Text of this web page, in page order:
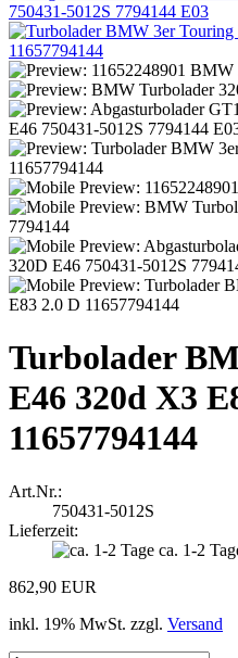
Turbolader
E46 320d X3
11657794144
Art.Nr.:
750431-5012S
Lieferzeit:
ca. 1-2
862,90 EUR
inkl. 19% MwSt. zzgl. Versand